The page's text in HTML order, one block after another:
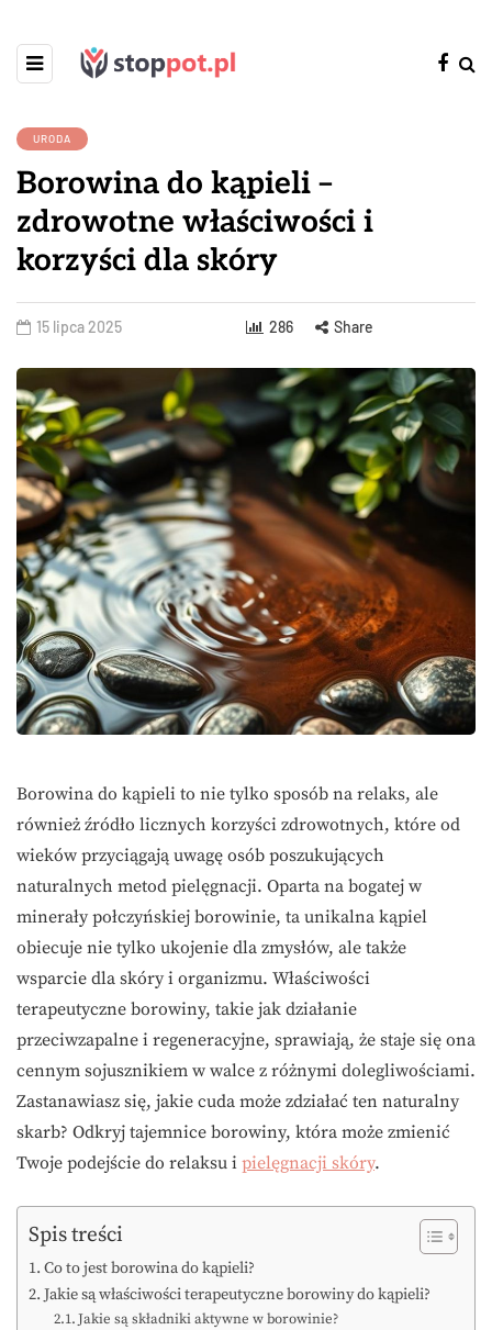
URODA
Borowina do kąpieli –
zdrowotne właściwości i
korzyści dla skóry
15 lipca 2025 286 Share
Borowina do kąpieli to nie tylko sposób na relaks, ale
również źródło licznych korzyści zdrowotnych, które od
wieków przyciągają uwagę osób poszukujących
naturalnych metod pielęgnacji. Oparta na bogatej w
minerały połczyńskiej borowinie, ta unikalna kąpiel
obiecuje nie tylko ukojenie dla zmysłów, ale także
wsparcie dla skóry i organizmu. Właściwości
terapeutyczne borowiny, takie jak działanie
przeciwzapalne i regeneracyjne, sprawiają, że staje się ona
cennym sojusznikiem w walce z różnymi dolegliwościami.
Zastanawiasz się, jakie cuda może zdziałać ten naturalny
skarb? Odkryj tajemnice borowiny, która może zmienić
Twoje podejście do relaksu i pielęgnacji skóry.
Spis treści
Co to jest borowina do kąpieli?
Jakie są właściwości terapeutyczne borowiny do kąpieli?
Jakie są składniki aktywne w borowinie?